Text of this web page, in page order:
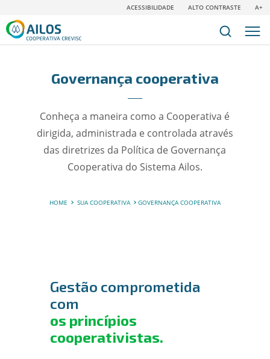
ACESSIBILIDADE ALTO CONTRASTE A+
Governança cooperativa
Conheça a maneira como a Cooperativa é
dirigida, administrada e controlada através
das diretrizes da Política de Governança
Cooperativa do Sistema Ailos.
HOME SUA COOPERATIVA GOVERNANÇA COOPERATIVA
Gestão comprometida
com
os princípios
cooperativistas.